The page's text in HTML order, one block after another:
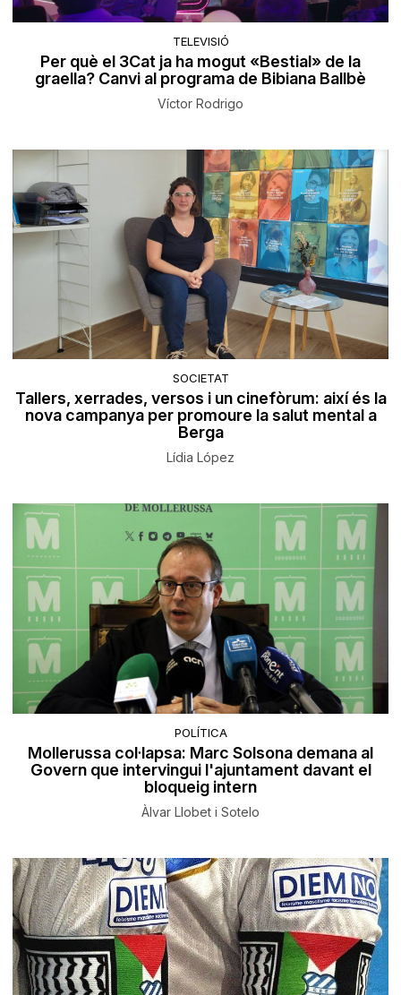
TELEVISIÓ
Per què el 3Cat ja ha mogut «Bestial» de la
graella? Canvi al programa de Bibiana Ballbè
Víctor Rodrigo
SOCIETAT
Tallers, xerrades, versos i un cinefòrum: així és la
nova campanya per promoure la salut mental a
Berga
Lídia López
POLÍTICA
Mollerussa col·lapsa: Marc Solsona demana al
Govern que intervingui l'ajuntament davant el
bloqueig intern
Àlvar Llobet i Sotelo